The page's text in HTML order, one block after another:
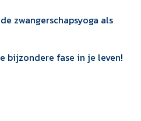
zwangerschapsyoga als
bijzondere fase in je leven!